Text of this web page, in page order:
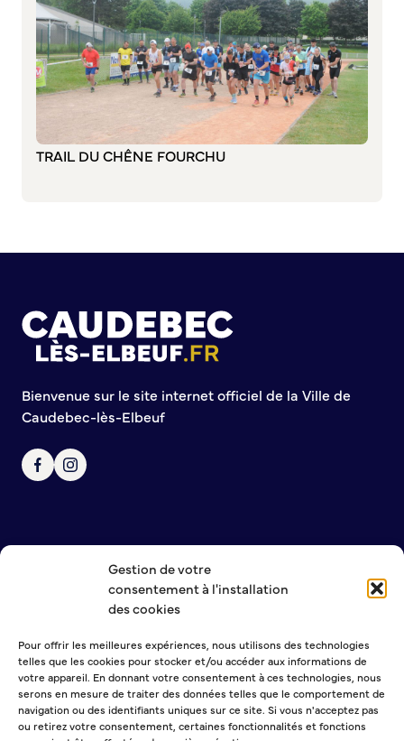
Gestion de votre
consentement à l'installation
des cookies
Pour offrir les meilleures expériences, nous utilisons des technologies
telles que les cookies pour stocker et/ou accéder aux informations de
votre appareil. En donnant votre consentement à ces technologies, nous
serons en mesure de traiter des données telles que le comportement de
navigation ou des identifiants uniques sur ce site. Si vous n'acceptez pas
ou retirez votre consentement, certaines fonctionnalités et fonctions
TRAIL DU CHÊNE FOURCHU
Bienvenue sur le site internet officiel de la Ville de
Caudebec-lès-Elbeuf
NOUS CONTACTER
MENTIONS LÉGALES
POLITIQUE DE CONFIDENTIALITÉ
NEWSLETTER
Le Territoire
La Métropole de Rouen Normandie
Le Département de la Seine-Maritime
La Région Normandie
Culture
Boîtes à lire
Attribution de subventions
Annuaire des associations
S’engager auprès d’une association
Sport Loisirs
Annuaire des équipements de sport et de loisirs
International
Les jumelages
PARTICIPER – IMAGINER DEMAIN
Démocratie locale et concertation